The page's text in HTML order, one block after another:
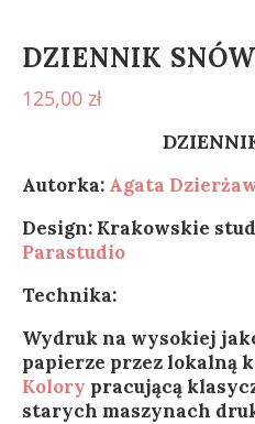
DZIENNIK SNÓW
125,00 zł
Autorka: Agata
Design: Krakowskie
Parastudio
Technika:
Wydruk na wysokiej
papierze przez lokalną
Kolory pracującą
starych maszynach